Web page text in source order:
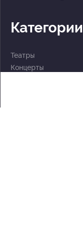
Категории
Театры
Концерты